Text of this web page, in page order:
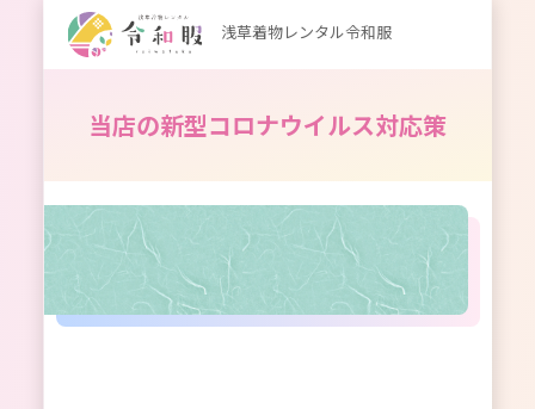
浅草着物レンタル令和服
当店の新型コロナウイルス対応策